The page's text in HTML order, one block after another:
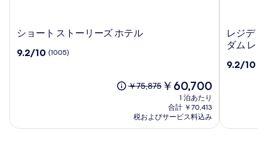
シ
ー
ー
ショート ストーリーズ ホテル
10
の
9.2/10 (1005)
以
料
金
￥75,875現
の
料
金
￥60,700
1 泊あたり
合計 ￥70,413
税およびサービス料込み
レ
ジ
ク
ン
レジデ
ダム レ
10
件
9.2/10